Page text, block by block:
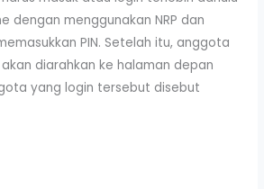
dengan menggunakan NRP dan
PIN. Setelah itu, anggota
diarahkan ke halaman depan
yang login tersebut disebut